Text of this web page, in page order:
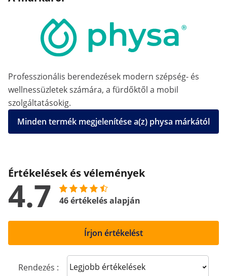
Professzionális berendezések modern szépség- és
wellnessüzletek számára, a fürdőktől a mobil
szolgáltatásokig.
Minden termék megjelenítése a(z) physa márkától
Értékelések és vélemények
4.7 46 értékelés alapján
Írjon értékelést
Rendezés : Sort reviews